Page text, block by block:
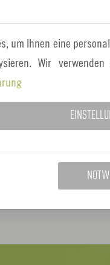
aus Handwerk,
Bedarfe rund
Projekte
offline.
euro-fuer-
um Ihnen eine
Wir